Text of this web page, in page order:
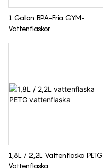
1 Gallon BPA-Fria GYM-
Vattenflaskor
1,8L / 2,2L Vattenflaska PETG
Vattenflaska